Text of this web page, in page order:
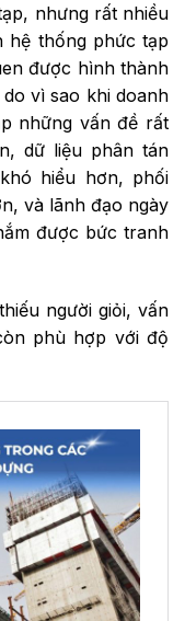
nhưng rất nhiều
hệ thống phức tạp
được hình thành
vì sao khi doanh
những vấn đề rất
dữ liệu phân tán
hiểu hơn, phối
và lãnh đạo ngày
được bức tranh
người giỏi, vấn
phù hợp với độ